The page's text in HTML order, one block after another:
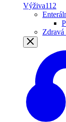
Výživa112
Zdravá